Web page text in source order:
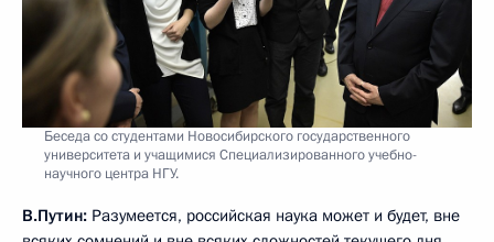
Беседа со студентами Новосибирского государственного
университета и учащимися Специализированного учебно-
научного центра НГУ.
В.Путин: Разумеется, российская наука может и будет, вне